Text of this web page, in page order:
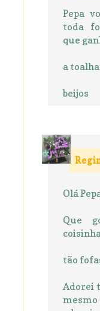
Pepa
toda
que
a
beijos
Olá
Que
tão
Adorei